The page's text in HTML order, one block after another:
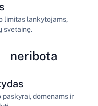
limitas lankytojams,
svetainę.
neribota
domenams ir